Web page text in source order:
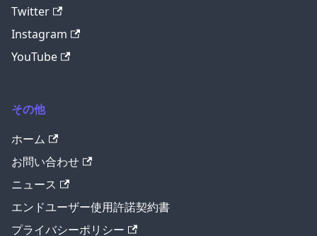
Twitter
Instagram
YouTube
その他
ホーム
お問い合わせ
ニュース
エンドユーザー使用許諾契約書
プライバシーポリシー